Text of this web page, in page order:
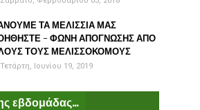
ΤΑ ΜΕΛΙΣΣΙΑ ΜΑΣ
- ΦΩΝΗ ΑΠΟΓΝΩΣΗΣ ΑΠΟ
ΤΟΥΣ ΜΕΛΙΣΣΟΚΟΜΟΥΣ
Τετάρτη, Ιουνίου 19, 2019
εβδομάδας...